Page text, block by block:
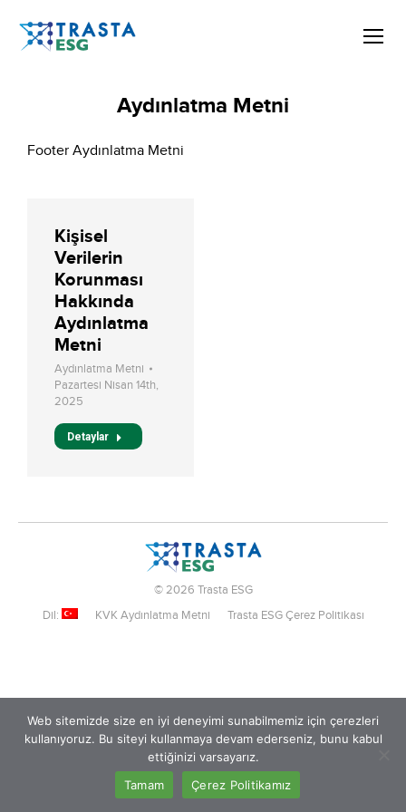
Aydınlatma Metni
Footer Aydınlatma Metni
Kişisel
Verilerin
Korunması
Hakkında
Aydınlatma
Metni
Aydınlatma Metni
Pazartesi Nisan 14th,
2025
Detaylar
© 2026 Trasta ESG
Dil:
KVK Aydınlatma Metni Trasta ESG Çerez Politikası
Web sitemizde size en iyi deneyimi sunabilmemiz için çerezleri
kullanıyoruz. Bu siteyi kullanmaya devam ederseniz, bunu kabul
ettiğinizi varsayarız.
Tamam
Çerez Politikamız